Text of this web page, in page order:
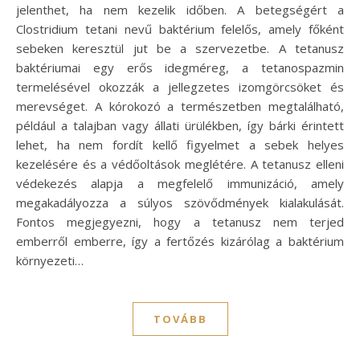
jelenthet, ha nem kezelik időben. A betegségért a
Clostridium tetani nevű baktérium felelős, amely főként
sebeken keresztül jut be a szervezetbe. A tetanusz
baktériumai egy erős idegméreg, a tetanospazmin
termelésével okozzák a jellegzetes izomgörcsöket és
merevséget. A kórokozó a természetben megtalálható,
például a talajban vagy állati ürülékben, így bárki érintett
lehet, ha nem fordít kellő figyelmet a sebek helyes
kezelésére és a védőoltások meglétére. A tetanusz elleni
védekezés alapja a megfelelő immunizáció, amely
megakadályozza a súlyos szövődmények kialakulását.
Fontos megjegyezni, hogy a tetanusz nem terjed
emberről emberre, így a fertőzés kizárólag a baktérium
környezeti…
TOVÁBB